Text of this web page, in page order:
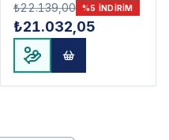
₺22.139,00 %5 INDIRIM
₺21.032,05